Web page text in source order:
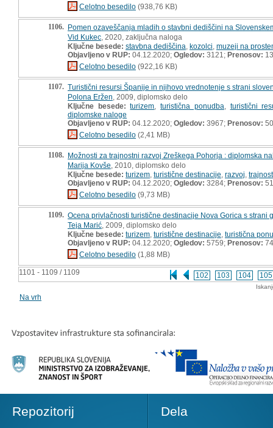
1101 - 1109 / 1109 102 103 104 105
Celotno besedilo (938,76 KB)
1106. Pomen ozaveščanja mladih o stavbni dediščini na
Vid Kukec , 2020, zaključna naloga
Ključne besede: stavbna dediščina kozolci muzeji na
Objavljeno v RUP: 04.12.2020; Ogledov: 3121; Prenosov:
Celotno besedilo (922,16 KB)
1107. Turistični resursi Španije in njihovo vrednotenje s strani
Polona Eržen , 2009, diplomsko delo
Ključne besede: turizem ,turistična ponudba
turistični
diplomske naloge
Objavljeno v RUP: 04.12.2020; Ogledov: 3967; Prenosov: 50
Celotno besedilo (2,41 MB)
1108. Možnosti za trajnostni razvoj Zreškega Pohorja : diplomska
Marija Kovše , 2010, diplomsko delo
Ključne besede: turizem turistične destinacije razvoj
Objavljeno v RUP: 04.12.2020; Ogledov: 3284; Prenosov: 51
Celotno besedilo (9,73 MB)
1109. Ocena privlačnosti turistične destinacije Nova Gorica s strani
Teja Marić , 2009, diplomsko delo
Ključne besede: turizem turistične destinacije turistična
Objavljeno v RUP: 04.12.2020; Ogledov: 5759; Prenosov: 74
Celotno besedilo (1,88 MB)
Na vrh
Repozitorij Dela